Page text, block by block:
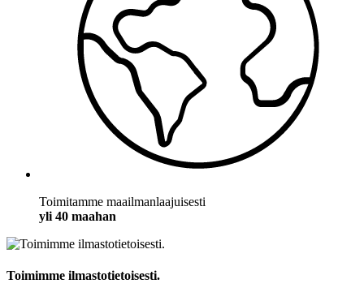
Toimitamme maailmanlaajuisesti
yli 40 maahan
Toimimme ilmastotietoisesti.